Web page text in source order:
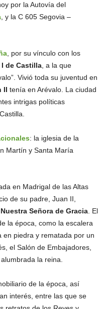
por la Autovía del
, y la C 605 Segovia –
, por su vínculo con los
I de Castilla , a la que
Vivió toda su juventud en
II tenía en Arévalo. La ciudad
intrigas políticas
: la iglesia de la
Martín y Santa María
en Madrigal de las Altas
de su padre, Juan II,
Señora de Gracia . El
la época, como la escalera
en piedra y rematada por un
el Salón de Embajadores,
la reina.
de la época, así
interés, entre las que se